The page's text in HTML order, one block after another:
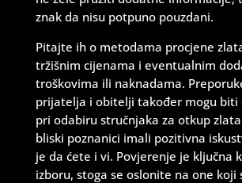
znak da nisu potpuno pouzdani.
Pitajte ih o metodama procjene
tržišnim cijenama i eventualnim
troškovima ili naknadama.
prijatelja i obitelji također mogu biti
pri odabiru stručnjaka za otkup
bliski poznanici imali pozitivna
je da ćete i vi. Povjerenje je ključna
izboru, stoga se oslonite na one koji